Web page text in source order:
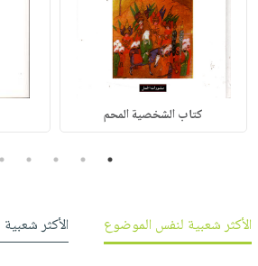
كتاب الشخصية المحم
1
2
3
4
5
الأكثر شعبية لنفس الموضوع
الأكثر